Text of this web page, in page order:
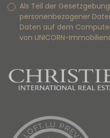
Als Teil der
personenbezogener
Daten auf dem
von UNICORN-